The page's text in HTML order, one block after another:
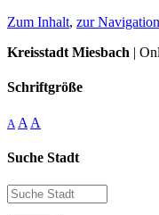
Zum Inhalt, zur Navigation
Kreisstadt Miesbach |
Schriftgröße
A A A
Suche Stadt